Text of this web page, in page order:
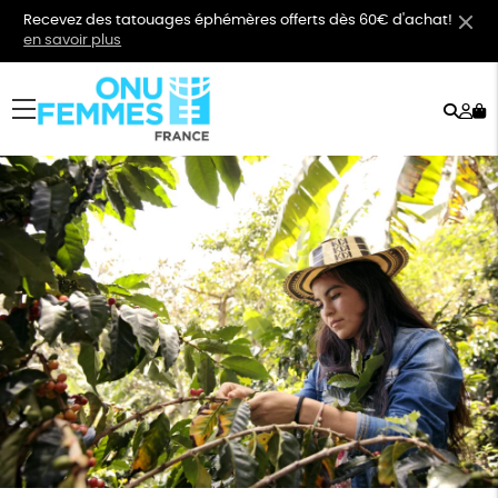
Recevez des tatouages éphémères offerts dès 60€ d'achat!
en savoir plus
menu